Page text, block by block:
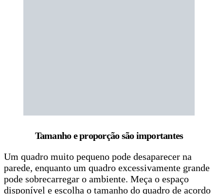
Tamanho e proporção são importantes
Um quadro muito pequeno pode desaparecer na
parede, enquanto um quadro excessivamente grande
pode sobrecarregar o ambiente. Meça o espaço
disponível e escolha o tamanho do quadro de acordo